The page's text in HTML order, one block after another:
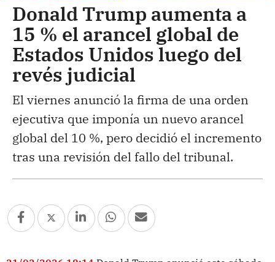
Donald Trump aumenta a
15 % el arancel global de
Estados Unidos luego del
revés judicial
El viernes anunció la firma de una orden
ejecutiva que imponía un nuevo arancel
global del 10 %, pero decidió el incremento
tras una revisión del fallo del tribunal.